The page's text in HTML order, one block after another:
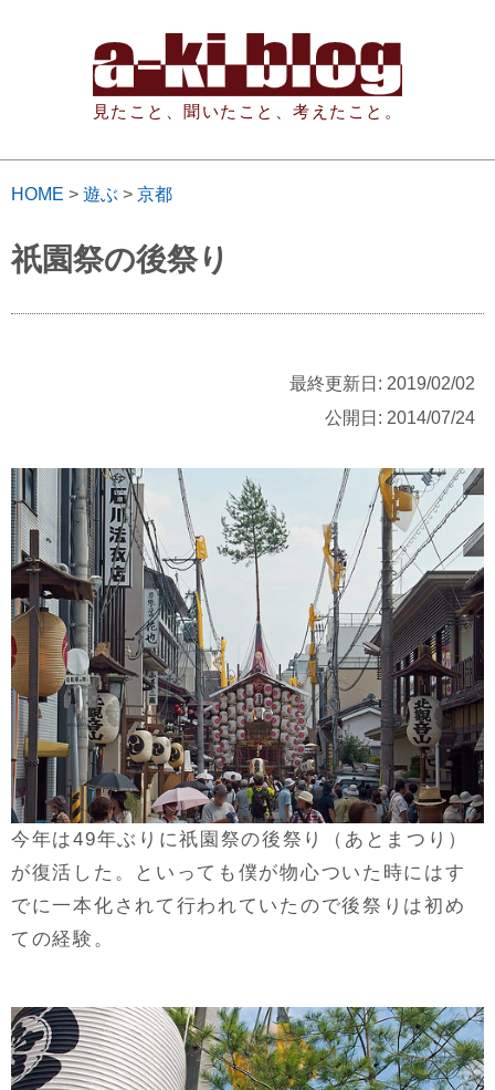
見たこと、聞いたこと、考えたこと。
HOME > 遊ぶ > 京都
祇園祭の後祭り
最終更新日: 2019/02/02
公開日: 2014/07/24
今年は49年ぶりに祇園祭の後祭り（あとまつり）
が復活した。といっても僕が物心ついた時にはす
でに一本化されて行われていたので後祭りは初め
ての経験。